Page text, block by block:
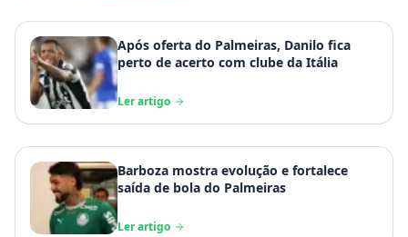
Após oferta do Palmeiras, Danilo fica
perto de acerto com clube da Itália
Ler artigo
Barboza mostra evolução e fortalece
saída de bola do Palmeiras
Ler artigo